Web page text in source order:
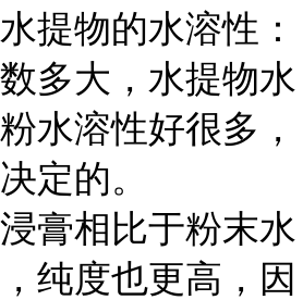
提物的水溶性：
多大，水提物水
水溶性好很多，
定的。
膏相比于粉末水
纯度也更高，因